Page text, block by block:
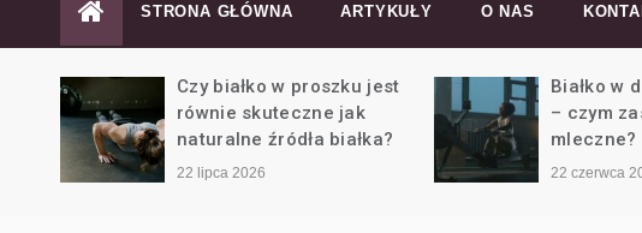
STRONA GŁÓWNA ARTYKUŁY O NAS
Czy białko w proszku jest
równie skuteczne jak
naturalne źródła białka?
22 lipca 2026
Białko w
– czym
mleczne?
22 czerwca